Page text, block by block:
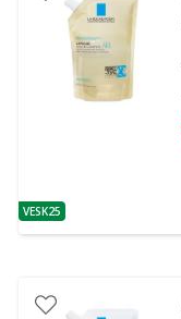
patarimas
VESK25